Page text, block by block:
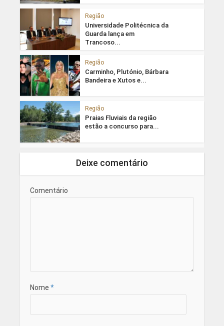
Região
Universidade Politécnica da
Guarda lança em
Trancoso...
Região
Carminho, Plutónio, Bárbara
Bandeira e Xutos e...
Região
Praias Fluviais da região
estão a concurso para...
Deixe comentário
Comentário
Nome *